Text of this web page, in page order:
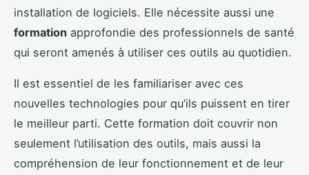
installation de logiciels. Elle nécessite aussi une
formation approfondie des professionnels de santé
qui seront amenés à utiliser ces outils au quotidien.
Il est essentiel de les familiariser avec ces
nouvelles technologies pour qu’ils puissent en tirer
le meilleur parti. Cette formation doit couvrir non
seulement l’utilisation des outils, mais aussi la
compréhension de leur fonctionnement et de leur